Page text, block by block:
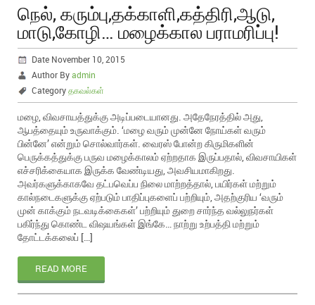
நெல், கரும்பு,தக்காளி,கத்திரி,ஆடு,
மாடு,கோழி… மழைக்கால பராமரிப்பு!
Date November 10, 2015
Author Byadmin
Categoryதகவல்கள்
மழை, விவசாயத்துக்கு அடிப்படையானது. அதேநேரத்தில் அது,
ஆபத்தையும் உருவாக்கும். ‘மழை வரும் முன்னே நோய்கள் வரும்
பின்னே’ என்றும் சொல்வார்கள். வைரஸ் போன்ற கிருமிகளின்
பெருக்கத்துக்கு பருவ மழைக்காலம் ஏற்றதாக இருப்பதால், விவசாயிகள்
எச்சரிக்கையாக இருக்க வேண்டியது, அவசியமாகிறது.
அவர்களுக்காகவே தட்பவெப்ப நிலை மாற்றத்தால், பயிர்கள் மற்றும்
கால்நடைகளுக்கு ஏற்படும் பாதிப்புகளைப் பற்றியும், அதற்குரிய ‘வரும்
முன் காக்கும் நடவடிக்கைகள்’ பற்றியும் துறை சார்ந்த வல்லுநர்கள்
பகிர்ந்து கொண்ட விஷயங்கள் இங்கே… நாற்று உற்பத்தி மற்றும்
தோட்டக்கலைப் […]
READ MORE